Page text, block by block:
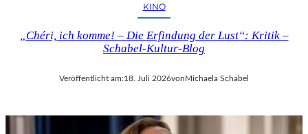
KINO
„Chéri, ich komme! – Die Erfindung der Lust“: Kritik –
Schabel-Kultur-Blog
Veröffentlicht am:18. Juli 2026vonMichaela Schabel